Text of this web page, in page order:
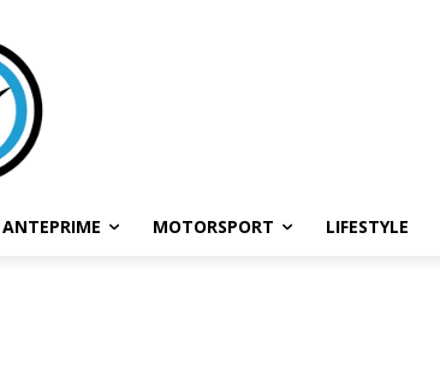
ANTEPRIME MOTORSPORT LIFESTYLE